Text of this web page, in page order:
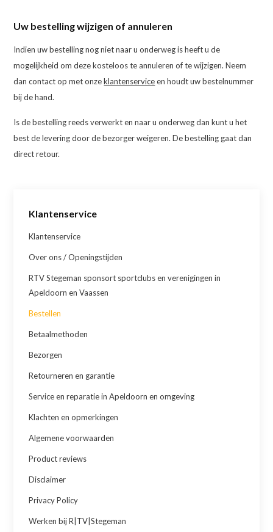
Klantenservice
Klantenservice
Over ons / Openingstijden
RTV Stegeman sponsort sportclubs en verenigingen in
Apeldoorn en Vaassen
Bestellen
Betaalmethoden
Bezorgen
Retourneren en garantie
Service en reparatie in Apeldoorn en omgeving
Klachten en opmerkingen
Algemene voorwaarden
Product reviews
Disclaimer
Privacy Policy
Werken bij R|TV|Stegeman
Uw bestelling wijzigen of annuleren
Indien uw bestelling nog niet naar u onderweg is heeft u de
mogelijkheid om deze kosteloos te annuleren of te wijzigen. Neem
dan contact op met onzeklantenserviceen houdt uw bestelnummer
bij de hand.
Is de bestelling reeds verwerkt en naar u onderweg dan kunt u het
best de levering door de bezorger weigeren. De bestelling gaat dan
direct retour.